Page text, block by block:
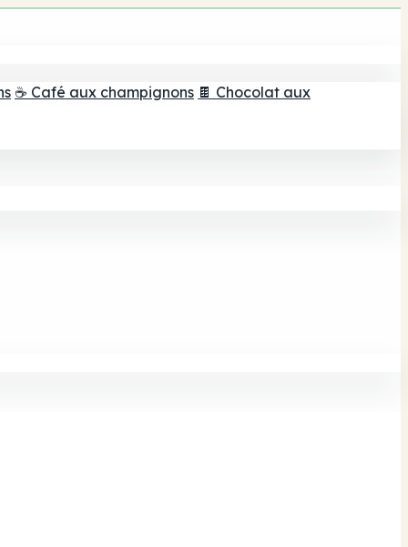
☕ Café aux champignons 🍫 Chocolat aux